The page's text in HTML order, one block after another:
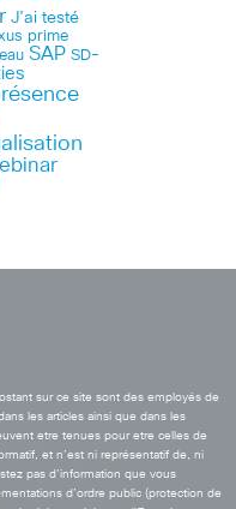
J’ai testé
prime
SAP SD-
sur ce site sont des employés de
les articles ainsi que dans les
etre tenues pour etre celles de
et n’est ni représentatif de, ni
pas d’information que vous
d’ordre public (protection de